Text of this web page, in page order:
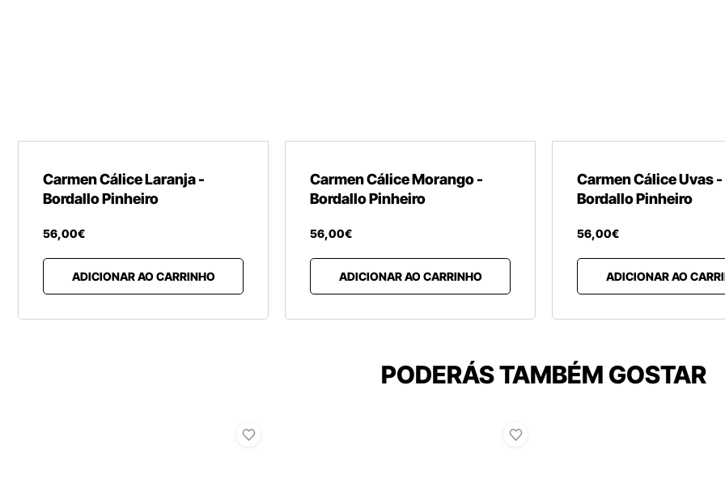
Carmen Cálice Laranja -
Bordallo Pinheiro
56,00€
ADICIONAR AO CARRINHO
Carmen Cálice Morango -
Bordallo Pinheiro
56,00€
ADICIONAR AO CARRINHO
Carmen Cálice Uvas -
Bordallo Pinheiro
56,00€
ADICIONAR AO
PODERÁS TAMBÉM GOSTAR